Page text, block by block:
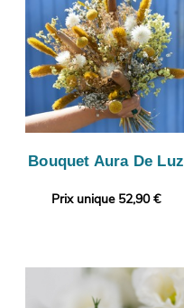
Bouquet Aura De Luz
Prix unique 52,90 €